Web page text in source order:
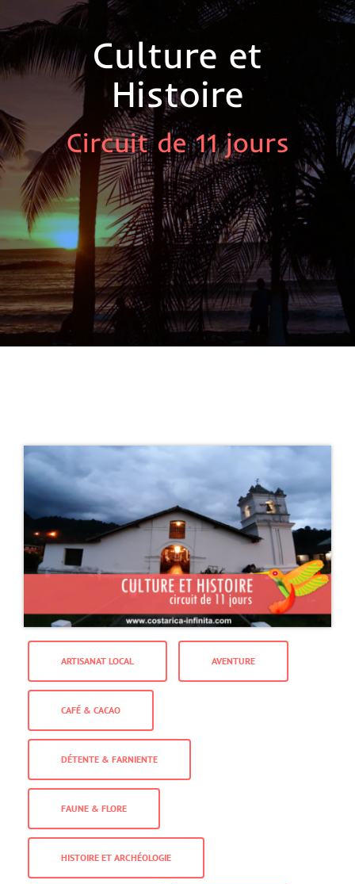
Culture et
Histoire
Circuit de 11 jours
ARTISANAT LOCAL AVENTURE
CAFÉ & CACAO
DÉTENTE & FARNIENTE
FAUNE & FLORE
HISTOIRE ET ARCHÉOLOGIE